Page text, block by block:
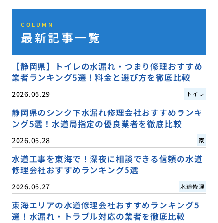
COLUMN
最新記事一覧
【静岡県】トイレの水漏れ・つまり修理おすすめ
業者ランキング5選！料金と選び方を徹底比較
2026.06.29 トイレ
静岡県のシンク下水漏れ修理会社おすすめランキ
ング5選！水道局指定の優良業者を徹底比較
2026.06.28 家
水道工事を東海で！深夜に相談できる信頼の水道
修理会社おすすめランキング5選
2026.06.27 水道修理
東海エリアの水道修理会社おすすめランキング5
選！水漏れ・トラブル対応の業者を徹底比較